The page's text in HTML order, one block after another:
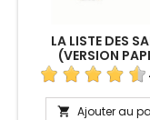
LA LISTE DES
(VERSION
 Ajouter au